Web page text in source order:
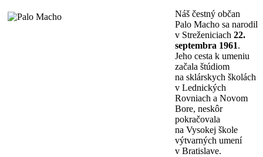
Náš čestný občan
Palo Macho sa narodil
v Streženiciach 22.
septembra 1961.
Jeho cesta k umeniu
začala štúdiom
na sklárskych školách
v Lednických
Rovniach a Novom
Bore, neskôr
pokračovala
na Vysokej škole
výtvarných umení
v Bratislave.